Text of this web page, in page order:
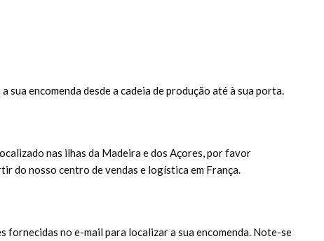
encomenda desde a cadeia de produção até à sua porta.
nas ilhas da Madeira e dos Açores, por favor
do nosso centro de vendas e logística em França.
fornecidas no e-mail para localizar a sua encomenda. Note-se